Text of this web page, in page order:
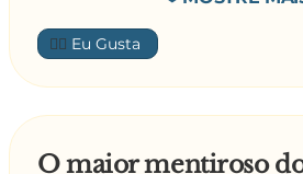
pedigree e até já fui
Os dois homens retiram-se
Intrigado, pergunta o
- Então, com um cão com um
👍🏼
O maior mentiroso